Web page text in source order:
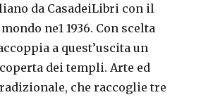
da CasadeiLibri con il
ne1 1936. Con scelta
a quest’uscita un
dei templi. Arte ed
che raccoglie tre